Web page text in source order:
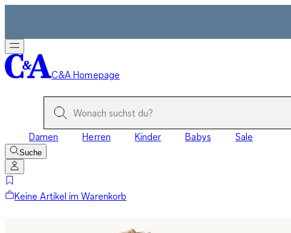
C&A Homepage
Damen Herren Kinder Babys Sale
Suche
Keine Artikel im Warenkorb